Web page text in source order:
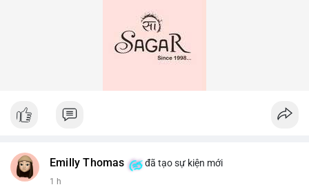
Emilly Thomas đã tạo sự kiện mới
1 h